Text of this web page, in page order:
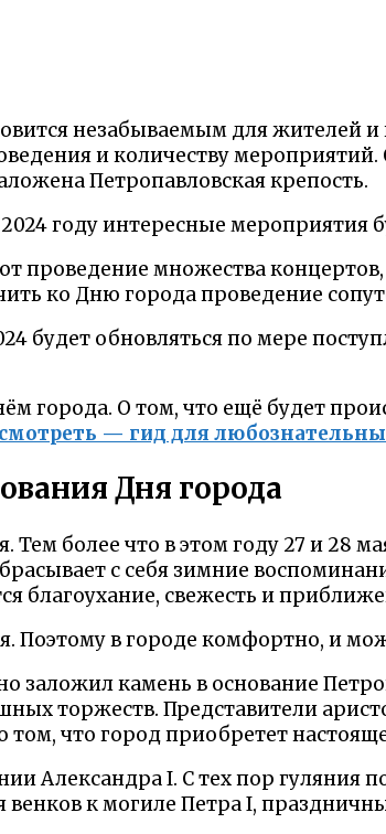
незабываемым для жителей
и количеству мероприятий.
Петропавловская крепость.
году интересные мероприятия
проведение множества
ко Дню города проведение
будет обновляться по мере
города. О том, что ещё будет
— гид для
Дня города
более что в этом году 27 и 28
с себя зимние
благоухание, свежесть и
Поэтому в городе комфортно, и
заложил камень в основание
торжеств. Представители
что город приобретет
Александра I. С тех пор гуляния
к могиле Петра I,